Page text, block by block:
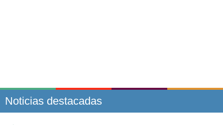
Noticias destacadas